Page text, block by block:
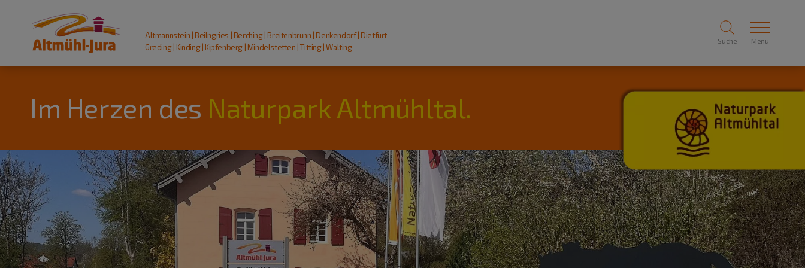
Altmannstein | Beilngries | Berching | Breitenbrunn | Denkendorf | Dietfurt
Greding | Kinding | Kipfenberg | Mindelstetten | Titting | Walting
Suche Menü
Im Herzen des Naturpark Altmühltal.